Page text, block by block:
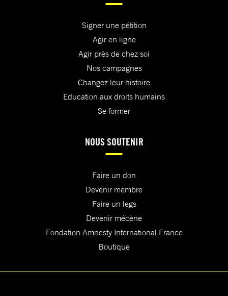
Signer une pétition
Agir en ligne
Agir près de chez soi
Nos campagnes
Changez leur histoire
Education aux droits humains
Se former
NOUS SOUTENIR
Faire un don
Devenir membre
Faire un legs
Devenir mécène
Fondation Amnesty International France
Boutique